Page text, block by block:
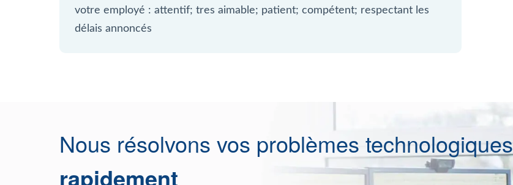
votre employé : attentif; tres aimable; patient; compétent; respectant les
délais annoncés
Nous résolvons vos problèmes technologiques
rapidement